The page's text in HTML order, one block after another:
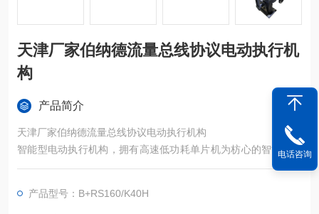
天津厂家伯纳德流量总线协议电动执行机
构
产品简介
天津厂家伯纳德流量总线协议电动执行机构
智能型电动执行机构，拥有高速低功耗单片机为枋心的智能信号
采集控制单元，对各种阀门或装置进行精确定位操作。
产品型号：B+RS160/K40H
电话咨询